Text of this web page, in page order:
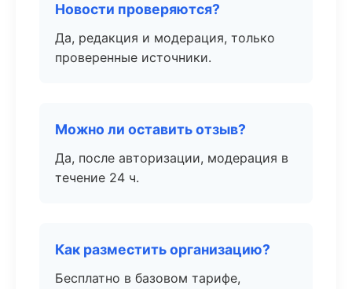
Новости проверяются?
Да, редакция и модерация, только
проверенные источники.
Можно ли оставить отзыв?
Да, после авторизации, модерация в
течение 24 ч.
Как разместить организацию?
Бесплатно в базовом тарифе,